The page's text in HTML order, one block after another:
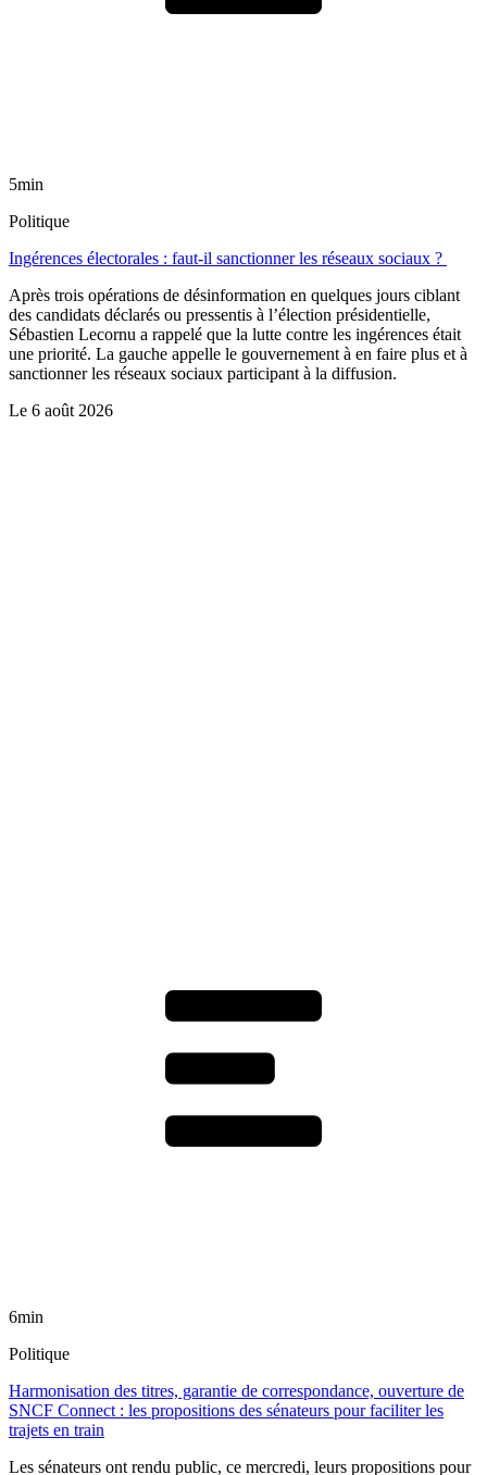
5min
Politique
Ingérences électorales : faut-il sanctionner les réseaux sociaux ?
Après trois opérations de désinformation en quelques jours ciblant
des candidats déclarés ou pressentis à l’élection présidentielle,
Sébastien Lecornu a rappelé que la lutte contre les ingérences était
une priorité. La gauche appelle le gouvernement à en faire plus et à
sanctionner les réseaux sociaux participant à la diffusion.
Le 6 août 2026
6min
Politique
Harmonisation des titres, garantie de correspondance, ouverture de
SNCF Connect : les propositions des sénateurs pour faciliter les
trajets en train
Les sénateurs ont rendu public, ce mercredi, leurs propositions pour